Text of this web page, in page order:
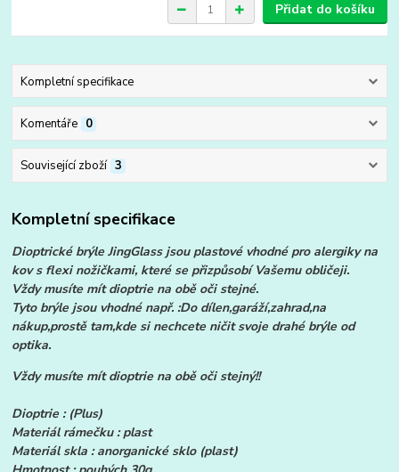
Přidat do košíku
Kompletní specifikace
Komentáře 0
Související zboží 3
Kompletní specifikace
Dioptrické brýle JingGlass jsou plastové vhodné pro alergiky na
kov s flexi nožičkami, které se přizpůsobí Vašemu obličeji.
Vždy musíte mít dioptrie na obě oči stejné.
Tyto brýle jsou vhodné např. :Do dílen,garáží,zahrad,na
nákup,prostě tam,kde si nechcete ničit svoje drahé brýle od
optika.
Vždy musíte mít dioptrie na obě oči stejný!!
Dioptrie : (Plus)
Materiál rámečku : plast
Materiál skla : anorganické sklo (plast)